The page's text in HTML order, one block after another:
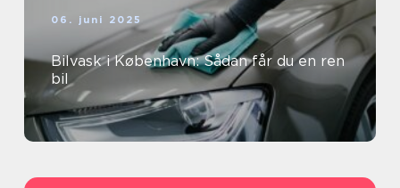
06. juni 2025
Bilvask i København: Sådan får du en ren
bil